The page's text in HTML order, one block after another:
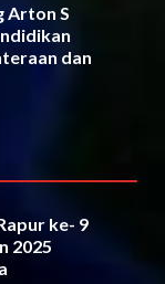
Arton S
dan
ke- 9
2025